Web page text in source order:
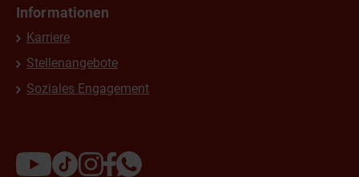
Informationen
Karriere
Stellenangebote
Soziales Engagement